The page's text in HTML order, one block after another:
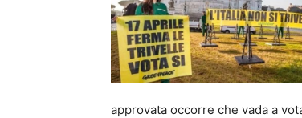
approvata occorre che vada a